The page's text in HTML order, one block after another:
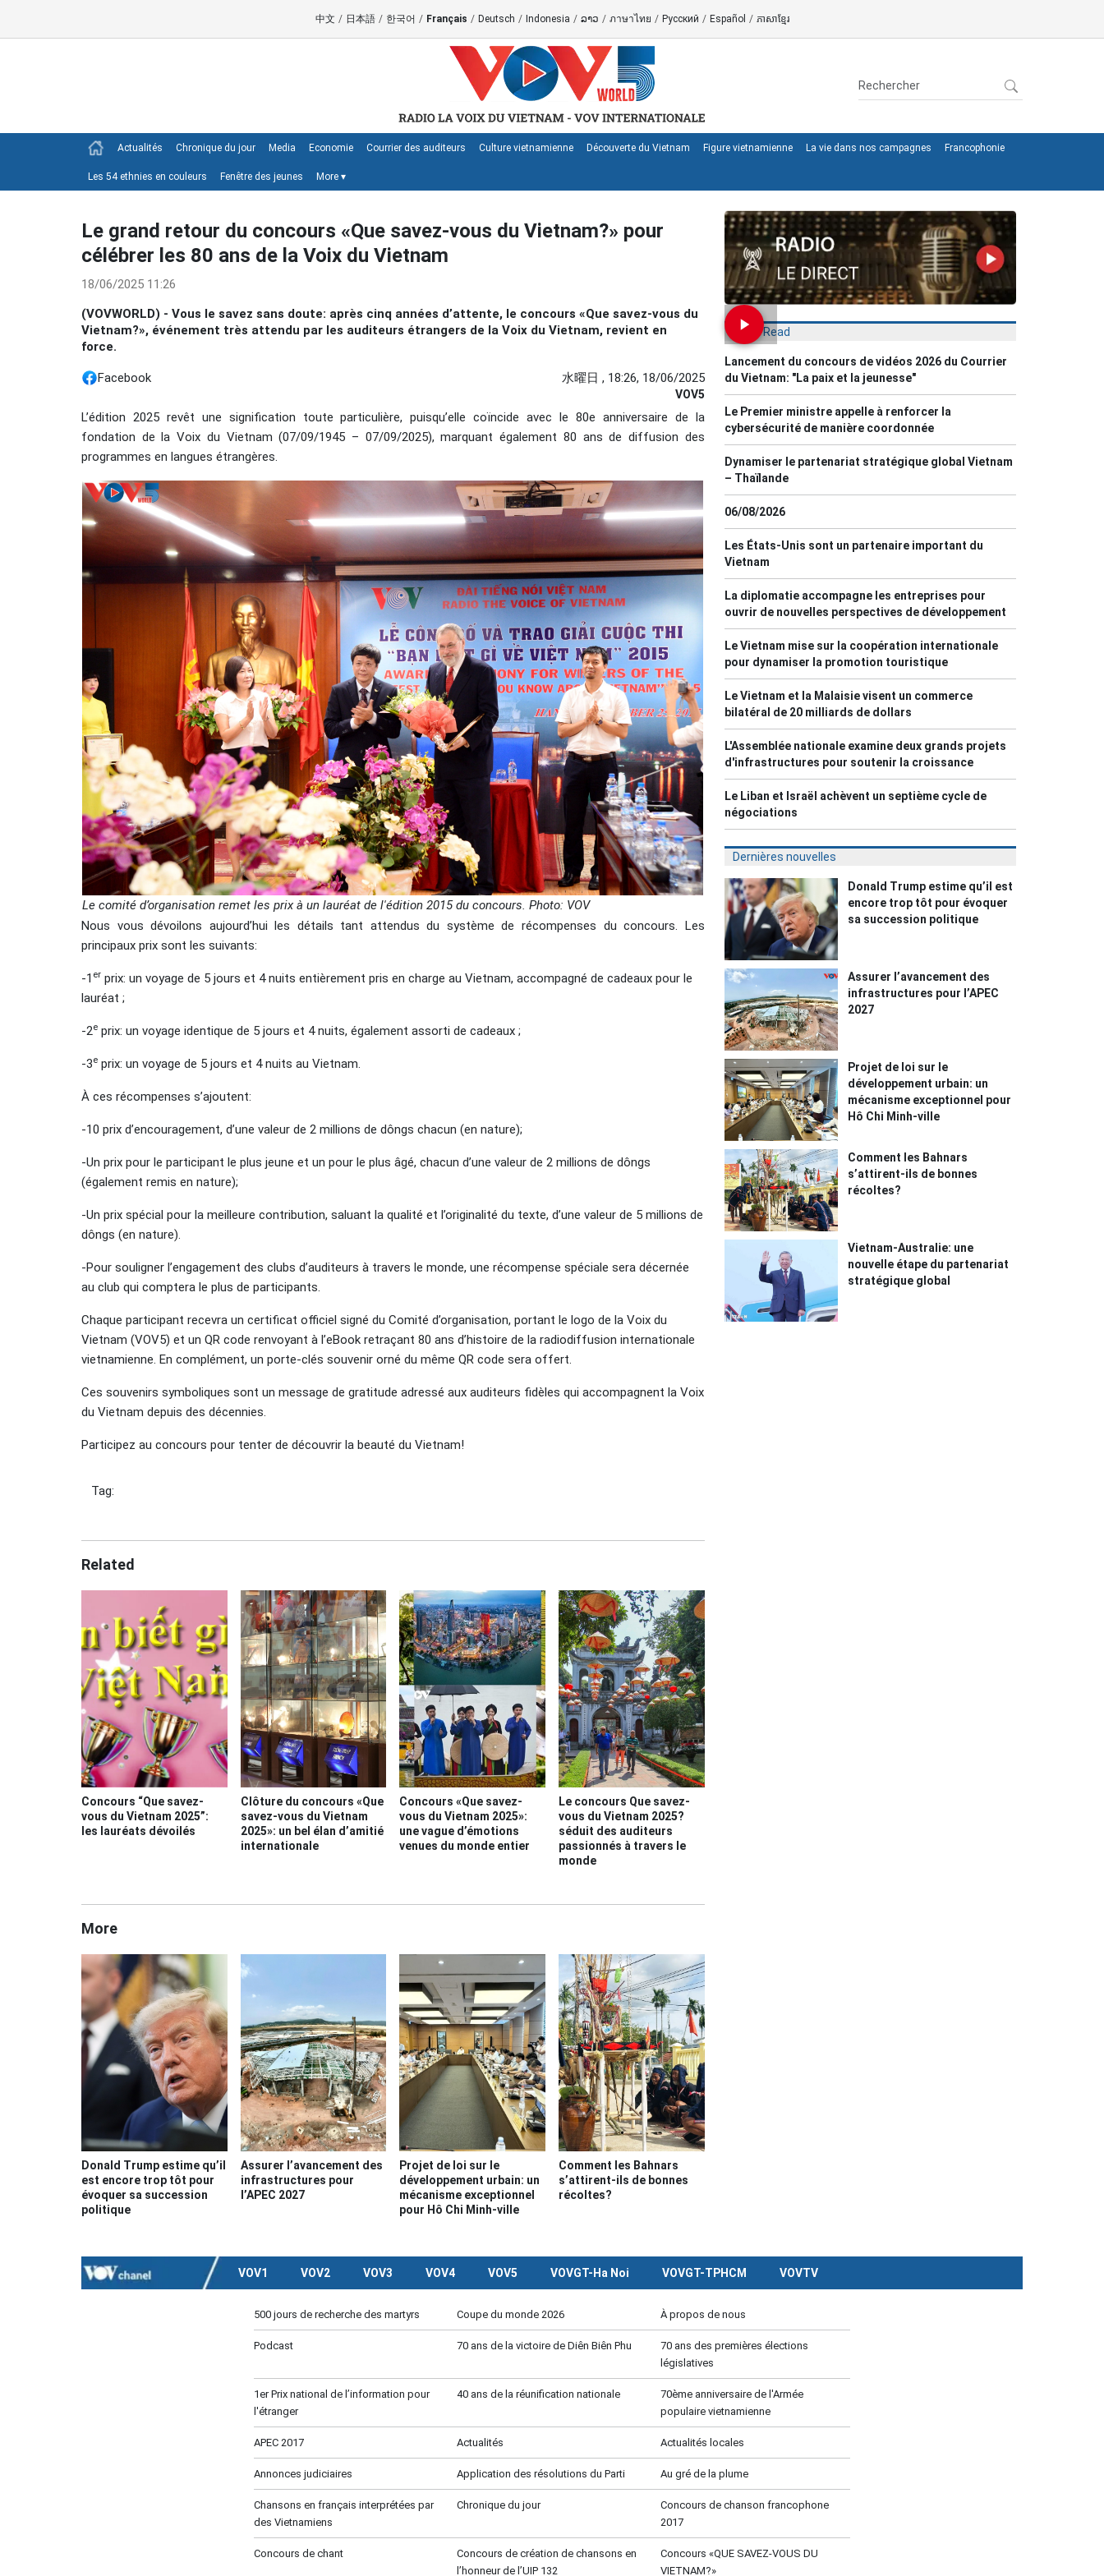
中文 / 日本語 / 한국어 / Français / Deutsch / Indonesia / ລາວ / ภาษาไทย / Русский / Español / ភាសាខ្មែរ
Actualités Chronique du jour Media Economie Courrier des auditeurs Culture vietnamienne Découverte du Vietnam Figure vietnamienne La vie dans nos campagnes Francophonie
Les 54 ethnies en couleurs Fenêtre des jeunes More ▾
Le grand retour du concours «Que savez-vous du Vietnam?» pour
célébrer les 80 ans de la Voix du Vietnam
18/06/2025 11:26
(VOVWORLD) - Vous le savez sans doute: après cinq années d’attente, le concours «Que savez-vous du
Vietnam?», événement très attendu par les auditeurs étrangers de la Voix du Vietnam, revient en
force.
Facebook 水曜日 , 18:26, 18/06/2025
VOV5
L’édition 2025 revêt une signification toute particulière, puisqu’elle coïncide avec le 80e anniversaire de la
fondation de la Voix du Vietnam (07/09/1945 – 07/09/2025), marquant également 80 ans de diffusion des
programmes en langues étrangères.
Le comité d’organisation remet les prix à un lauréat de l'édition 2015 du concours. Photo: VOV
Nous vous dévoilons aujourd’hui les détails tant attendus du système de récompenses du concours. Les
principaux prix sont les suivants:
-1 er prix: un voyage de 5 jours et 4 nuits entièrement pris en charge au Vietnam, accompagné de cadeaux pour le
lauréat ;
-2e prix: un voyage identique de 5 jours et 4 nuits, également assorti de cadeaux ;
-3e prix: un voyage de 5 jours et 4 nuits au Vietnam.
À ces récompenses s’ajoutent:
-10 prix d’encouragement, d’une valeur de 2 millions de dôngs chacun (en nature);
-Un prix pour le participant le plus jeune et un pour le plus âgé, chacun d’une valeur de 2 millions de dôngs
(également remis en nature);
-Un prix spécial pour la meilleure contribution, saluant la qualité et l’originalité du texte, d’une valeur de 5 millions de
dôngs (en nature).
-Pour souligner l’engagement des clubs d’auditeurs à travers le monde, une récompense spéciale sera décernée
au club qui comptera le plus de participants.
Chaque participant recevra un certificat officiel signé du Comité d’organisation, portant le logo de la Voix du
Vietnam (VOV5) et un QR code renvoyant à l’eBook retraçant 80 ans d’histoire de la radiodiffusion internationale
vietnamienne. En complément, un porte-clés souvenir orné du même QR code sera offert.
Ces souvenirs symboliques sont un message de gratitude adressé aux auditeurs fidèles qui accompagnent la Voix
du Vietnam depuis des décennies.
Participez au concours pour tenter de découvrir la beauté du Vietnam!
Tag:
Related
Concours “Que savez-
vous du Vietnam 2025”:
les lauréats dévoilés
Clôture du concours «Que
savez-vous du Vietnam
2025»: un bel élan d’amitié
internationale
Concours «Que savez-
vous du Vietnam 2025»:
une vague d’émotions
venues du monde entier
Le concours Que savez-
vous du Vietnam 2025?
séduit des auditeurs
passionnés à travers le
monde
More
Donald Trump estime qu’il
est encore trop tôt pour
évoquer sa succession
politique
Assurer l’avancement des
infrastructures pour
l’APEC 2027
Projet de loi sur le
développement urbain: un
mécanisme exceptionnel
pour Hô Chi Minh-ville
Comment les Bahnars
s’attirent-ils de bonnes
récoltes?
Most Read
Lancement du concours de vidéos 2026 du Courrier
du Vietnam: "La paix et la jeunesse"
Le Premier ministre appelle à renforcer la
cybersécurité de manière coordonnée
Dynamiser le partenariat stratégique global Vietnam
– Thaïlande
06/08/2026
Les États-Unis sont un partenaire important du
Vietnam
La diplomatie accompagne les entreprises pour
ouvrir de nouvelles perspectives de développement
Le Vietnam mise sur la coopération internationale
pour dynamiser la promotion touristique
Le Vietnam et la Malaisie visent un commerce
bilatéral de 20 milliards de dollars
L'Assemblée nationale examine deux grands projets
d'infrastructures pour soutenir la croissance
Le Liban et Israël achèvent un septième cycle de
négociations
Dernières nouvelles
Donald Trump estime qu’il est
encore trop tôt pour évoquer
sa succession politique
Assurer l’avancement des
infrastructures pour l’APEC
2027
Projet de loi sur le
développement urbain: un
mécanisme exceptionnel pour
Hô Chi Minh-ville
Comment les Bahnars
s’attirent-ils de bonnes
récoltes?
Vietnam-Australie: une
nouvelle étape du partenariat
stratégique global
VOV1 VOV2 VOV3 VOV4 VOV5 VOVGT-Ha Noi VOVGT-TPHCM VOVTV
500 jours de recherche des martyrs Coupe du monde 2026 À propos de nous
Podcast 70 ans de la victoire de Diên Biên Phu
70 ans des premières élections
législatives
1er Prix national de l’information pour
l'étranger
40 ans de la réunification nationale
70ème anniversaire de l'Armée
populaire vietnamienne
APEC 2017 Actualités Actualités locales
Annonces judiciaires Application des résolutions du Parti Au gré de la plume
Chansons en français interprétées par
des Vietnamiens
Chronique du jour
Concours de chanson francophone
2017
Concours de chant
Concours de création de chansons en
l’honneur de l’UIP 132
Concours «QUE SAVEZ-VOUS DU
VIETNAM?»